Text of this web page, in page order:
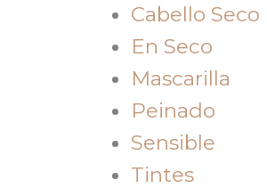
Cabello Seco
En Seco
Mascarilla
Peinado
Sensible
Tintes